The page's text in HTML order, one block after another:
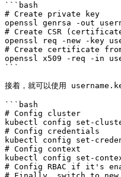
```bash
# Create private key
openssl genrsa -out
# Create CSR
openssl req -new -key
# Create certificate
openssl x509 -req -in
```
接着，就可以使用
```bash
# Config cluster
kubectl config set-
# Config credentials
kubectl config set-
# Config context
kubectl config set-
# Config RBAC if it's